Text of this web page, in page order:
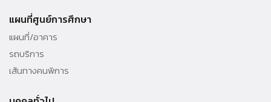
แผนที่ศูนย์การศึกษา
แผนที่/อาคาร
รถบริการ
เส้นทางคนพิการ